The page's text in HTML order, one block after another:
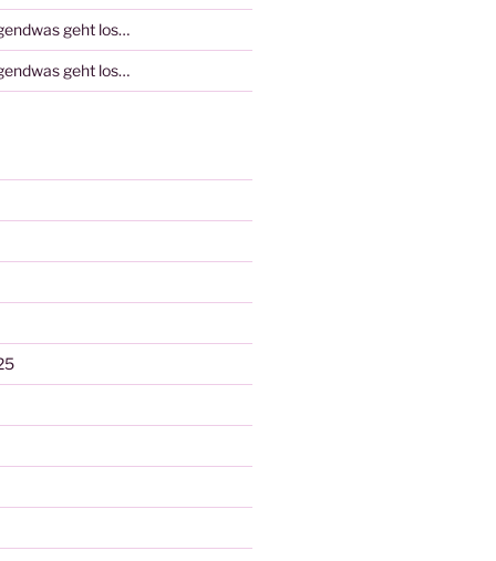
geht los…
geht los…